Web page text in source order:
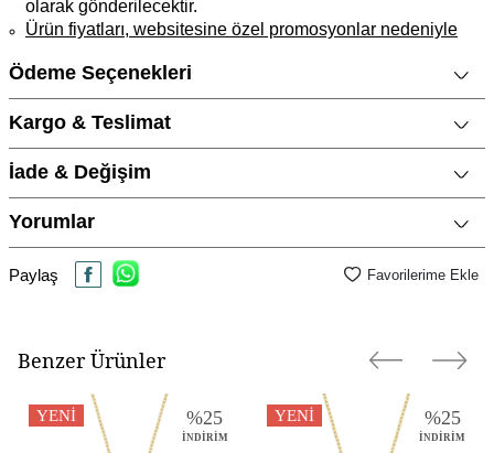
olarak gönderilecektir.
Ürün fiyatları, websitesine özel promosyonlar nedeniyle
Cinsiyet
Metal Cinsi
Kategori Kolye
Yüzey Tipi
Ödeme Seçenekleri
Kargo & Teslimat
İade & Değişim
Yorumlar
Paylaş Favorilerime Ekle
Benzer Ürünler
YENI %25
İNDIRIM
YENI %25
İNDIRIM